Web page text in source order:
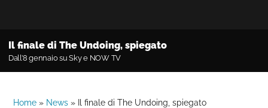
Il finale di The Undoing, spiegato
Dall’8 gennaio su Sky e NOW TV
Home » News » Il finale di The Undoing, spiegato